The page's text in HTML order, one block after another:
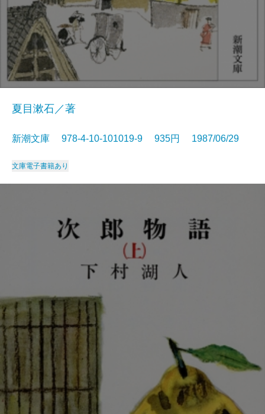
夏目漱石／著
新潮文庫 978-4-10-101019-9 935円 1987/06/29
文庫電子書籍あり